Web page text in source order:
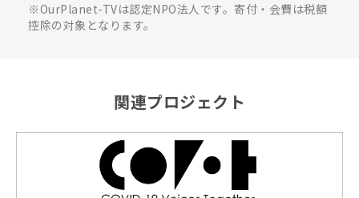
※OurPlanet-TVは認定NPO法人です。寄付・会費は税額
控除の対象となります。
関連プロジェクト